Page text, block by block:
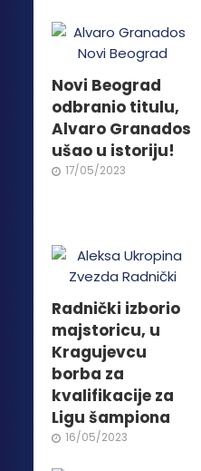
Novi Beograd
odbranio titulu,
Alvaro Granados
ušao u istoriju!
17/05/2023
Radnički izborio
majstoricu, u
Kragujevcu
borba za
kvalifikacije za
Ligu šampiona
16/05/2023